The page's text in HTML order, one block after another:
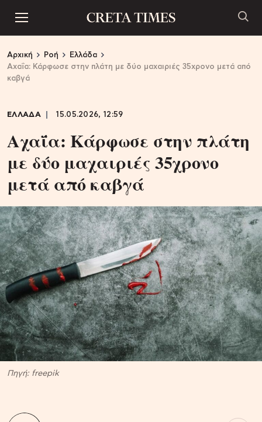
Αρχική Ροή
Ελλάδα
Αχαΐα: Κάρφωσε στην πλάτη με δύο μαχαιριές 35χρονο μετά από
καβγά
ΕΛΛΑΔΑ 15.05.2026, 12:59
Αχαΐα: Κάρφωσε στην πλάτη
με δύο μαχαιριές 35χρονο
μετά από καβγά
Πηγή: freepik